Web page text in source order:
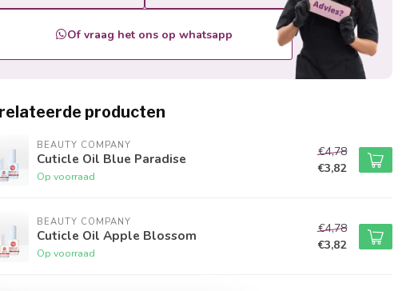
Of vraag het ons op whatsapp
producten
BEAUTY COMPANY
Cuticle Oil Blue Paradise
Op voorraad
€4,78
€3,82
BEAUTY COMPANY
Cuticle Oil Apple Blossom
Op voorraad
€4,78
€3,82